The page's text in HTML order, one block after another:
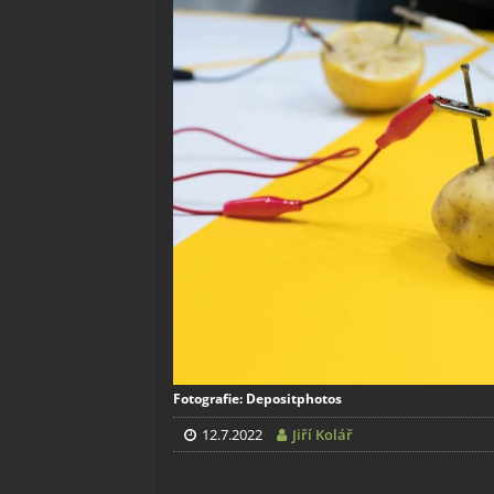
Fotografie: Depositphotos
12.7.2022 Jiří Kolář